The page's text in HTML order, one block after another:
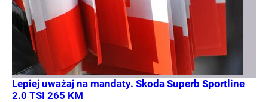
Lepiej uważaj na mandaty. Skoda Superb Sportline
2.0 TSI 265 KM